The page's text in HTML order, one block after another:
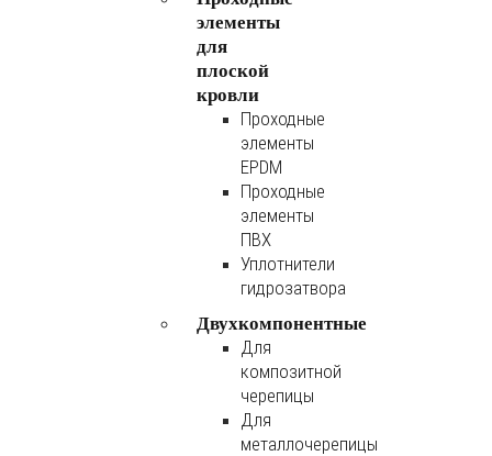
элементы
для
плоской
кровли
Проходные
элементы
EPDM
Проходные
элементы
ПВХ
Уплотнители
гидрозатвора
Двухкомпонентные
Для
композитной
черепицы
Для
металлочерепицы